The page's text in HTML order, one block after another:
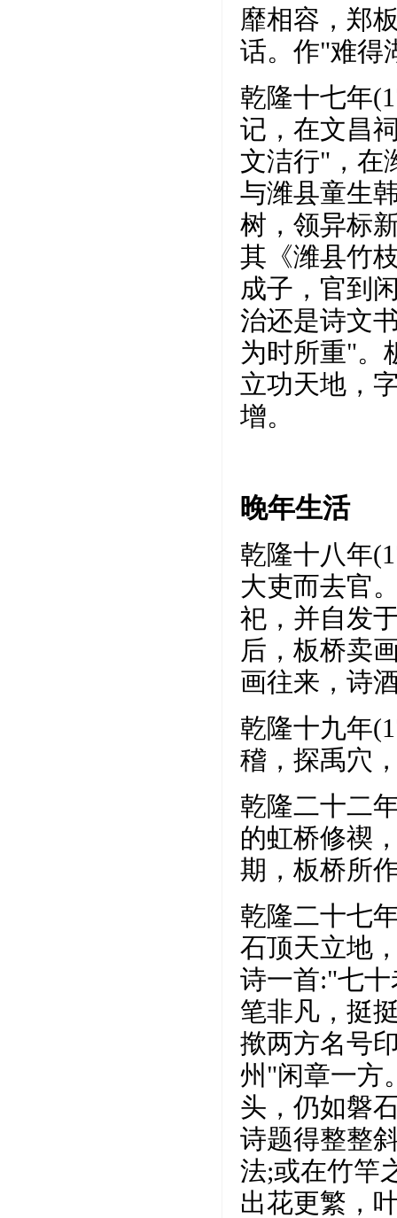
靡相容，郑
话。作"难得
乾隆十七年
记，在文昌
文洁行"，在
与潍县童生
树，领异标
其《潍县竹
成子，官到
治还是诗文
为时所重"。
立功天地，
增。
晚年生活
乾隆十八年
大吏而去官
祀，并自发
后，板桥卖
画往来，诗
乾隆十九年
稽，探禹穴
乾隆二十二
的虹桥修禊
期，板桥所
乾隆二十七
石顶天立地
诗一首:"七
笔非凡，挺
揿两方名号
州"闲章一方
头，仍如磐
诗题得整整
法;或在竹竿
出花更繁，